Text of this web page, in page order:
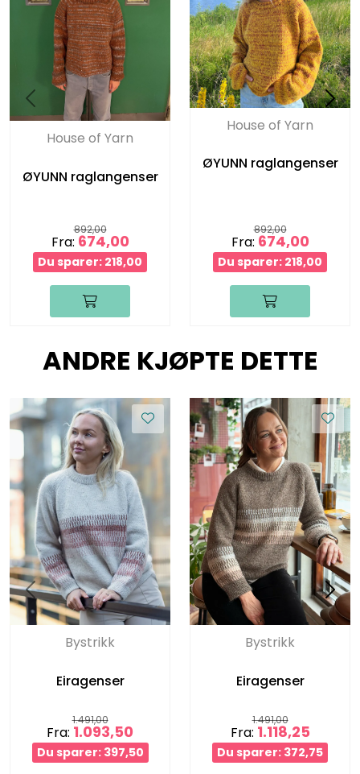
House of Yarn
ØYUNN raglangenser
892,00
Fra: 674,00
Du sparer: 218,00
House of Yarn
ØYUNN raglangenser
892,00
Fra: 674,00
Du sparer: 218,00
ANDRE KJØPTE DETTE
Bystrikk
Eiragenser
1.491,00
Fra: 1.093,50
Du sparer: 397,50
Bystrikk
Eiragenser
1.491,00
Fra: 1.118,25
Du sparer: 372,75